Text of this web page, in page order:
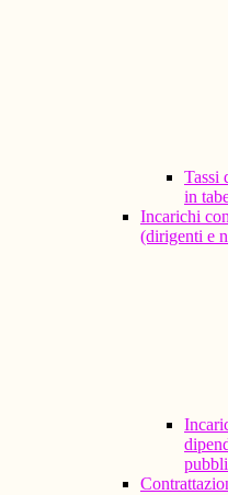
Tassi
in
Incarichi
(dirigenti e